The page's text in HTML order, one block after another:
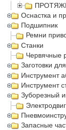
Оснастка и
Подшипник
Ремни
Станки
Червячные
Заготовки
Инструмент
Инструмент
Зуборезный
Запасные